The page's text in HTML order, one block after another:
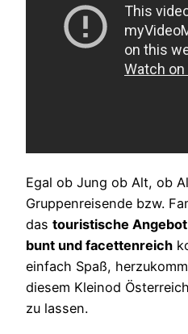
Egal ob Jung ob Alt, ob
Gruppenreisende bzw.
das touristische Angebot
bunt und facettenreich
einfach Spaß,
diesem Kleinod
zu lassen.